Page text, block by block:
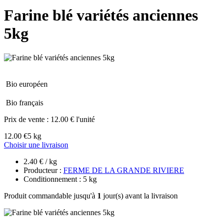
Farine blé variétés anciennes
5kg
Bio européen
Bio français
Prix de vente : 12.00 € l'unité
12.00 €5 kg
Choisir une livraison
2.40 € / kg
Producteur : FERME DE LA GRANDE RIVIERE
Conditionnement : 5 kg
Produit commandable jusqu'à 1 jour(s) avant la livraison